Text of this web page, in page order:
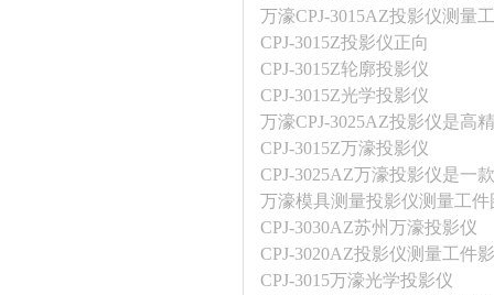
万濠CPJ-3015AZ投影仪测量
CPJ-3015Z投影仪正向
CPJ-3015Z轮廓投影仪
CPJ-3015Z光学投影仪
万濠CPJ-3025AZ投影仪是高
CPJ-3015Z万濠投影仪
CPJ-3025AZ万濠投影仪是一
万濠模具测量投影仪测量工
CPJ-3030AZ苏州万濠投影仪
CPJ-3020AZ投影仪测量工件
CPJ-3015万濠光学投影仪